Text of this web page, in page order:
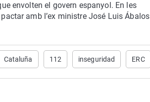
envolten el govern espanyol. En les
amb l’ex ministre José Luis Ábalos
Cataluña 112 inseguridad ERC